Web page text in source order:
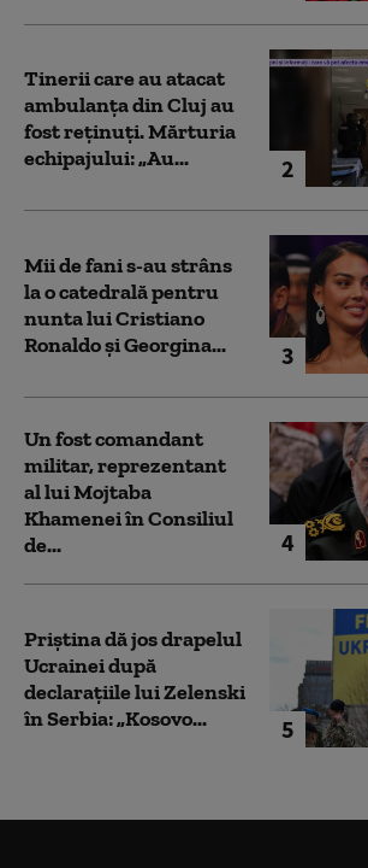
2
Tinerii care au atacat
ambulanța din Cluj au
fost reținuți. Mărturia
echipajului: „Au...
3
Mii de fani s-au strâns
la o catedrală pentru
nunta lui Cristiano
Ronaldo şi Georgina...
4
Un fost comandant
militar, reprezentant
al lui Mojtaba
Khamenei în Consiliul
de...
5
Priștina dă jos drapelul
Ucrainei după
declarațiile lui Zelenski
în Serbia: „Kosovo...